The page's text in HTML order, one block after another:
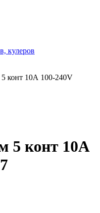
кулеров
конт 10А 100-240V
5 конт 10А